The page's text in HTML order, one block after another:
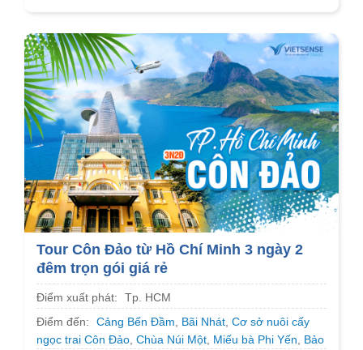
Tour Côn Đảo từ Hồ Chí Minh 3 ngày 2
đêm trọn gói giá rẻ
Điểm xuất phát:
Tp. HCM
Điểm đến:
Cảng Bến Đầm Bãi Nhát Cơ sở nuôi cấy
ngọc trai Côn Đảo Chùa Núi Một Miếu bà Phi Yến
Bảo